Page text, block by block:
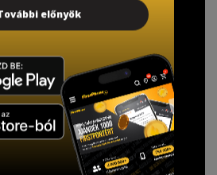
ingyenes adattörlő kódot
érdekében!
előnyök